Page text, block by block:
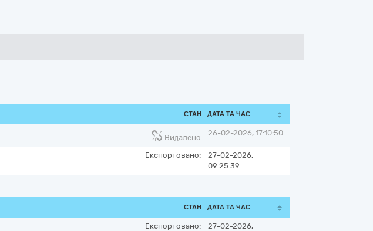
СТАН ДАТА ТА ЧАС
Видалено
26-02-2026, 17:10:50
Експортовано:
27-02-2026,
09:25:39
СТАН ДАТА ТА ЧАС
Експортовано:
27-02-2026,